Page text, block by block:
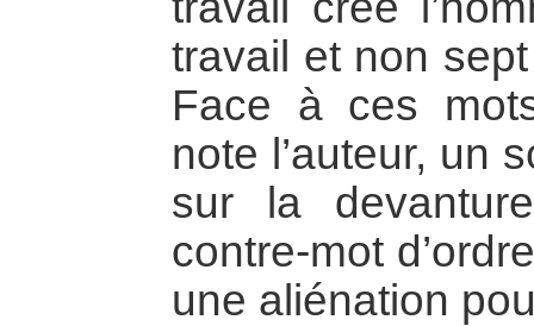
travail et non
Face à ces
note l’auteur, un
sur la
contre-mot
une aliénation